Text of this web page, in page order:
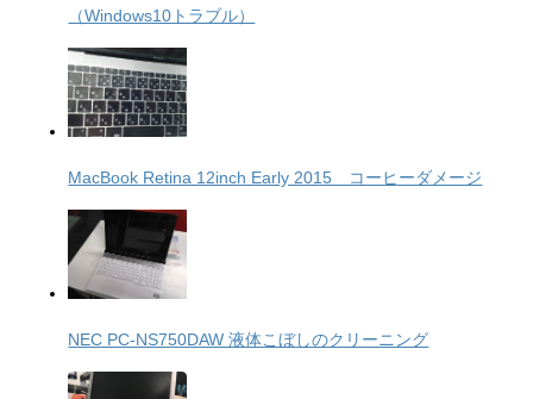
（Windows10トラブル）
MacBook Retina 12inch Early 2015 コーヒーダメージ
NEC PC-NS750DAW 液体こぼしのクリーニング